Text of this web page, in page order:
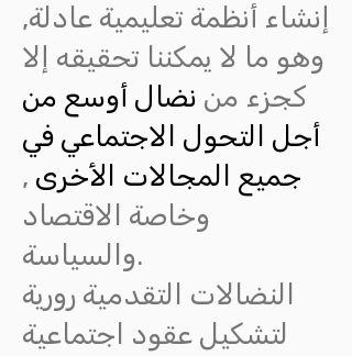
إنشاء أنظمة تعليمية عادلة,
وهو ما لا يمكننا تحقيقه إلا
كجزء من نضال أوسع من
أجل التحول الاجتماعي في
جميع المجالات الأخرى ,
وخاصة الاقتصاد
والسياسة.
النضالات التقدمية رورية
لتشكيل عقود اجتماعية